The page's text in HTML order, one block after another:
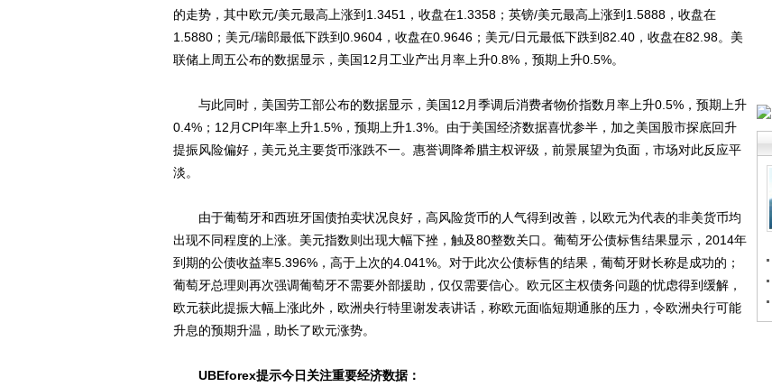
的走势，其中欧元/美元最高上涨到1.3451，收盘在1.3358；英镑/美元最高上涨到1.5888，收盘在
1.5880；美元/瑞郎最低下跌到0.9604，收盘在0.9646；美元/日元最低下跌到82.40，收盘在82.98。美
联储上周五公布的数据显示，美国12月工业产出月率上升0.8%，预期上升0.5%。
与此同时，美国劳工部公布的数据显示，美国12月季调后消费者物价指数月率上升0.5%，预期上升
0.4%；12月CPI年率上升1.5%，预期上升1.3%。由于美国经济数据喜忧参半，加之美国股市探底回升
提振风险偏好，美元兑主要货币涨跌不一。惠誉调降希腊主权评级，前景展望为负面，市场对此反应平
淡。
由于葡萄牙和西班牙国债拍卖状况良好，高风险货币的人气得到改善，以欧元为代表的非美货币均
出现不同程度的上涨。美元指数则出现大幅下挫，触及80整数关口。葡萄牙公债标售结果显示，2014年
到期的公债收益率5.396%，高于上次的4.041%。对于此次公债标售的结果，葡萄牙财长称是成功的；
葡萄牙总理则再次强调葡萄牙不需要外部援助，仅仅需要信心。欧元区主权债务问题的忧虑得到缓解，
欧元获此提振大幅上涨此外，欧洲央行特里谢发表讲话，称欧元面临短期通胀的压力，令欧洲央行可能
升息的预期升温，助长了欧元涨势。
UBEforex提示今日关注重要经济数据：